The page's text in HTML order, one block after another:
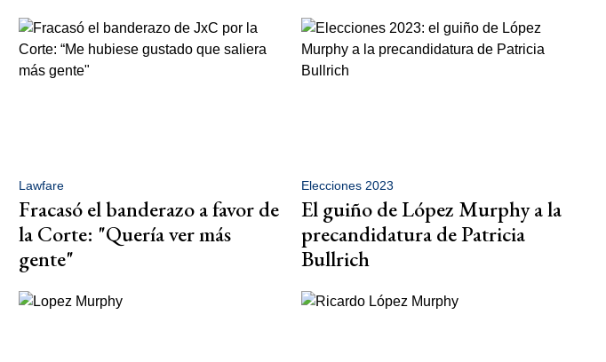
Lawfare
Fracasó el banderazo a favor de
la Corte: "Quería ver más
gente"
Elecciones 2023
El guiño de López Murphy a la
precandidatura de Patricia
Bullrich